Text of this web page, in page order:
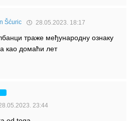
Šćuric 28.05.2023. 18:17
траже међународну ознаку
као домаћи лет
23:44